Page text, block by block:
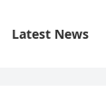
Latest News